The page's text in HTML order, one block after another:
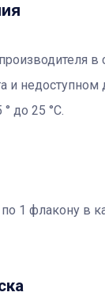
в
и недоступном
до 25 °С.
1 флакону в